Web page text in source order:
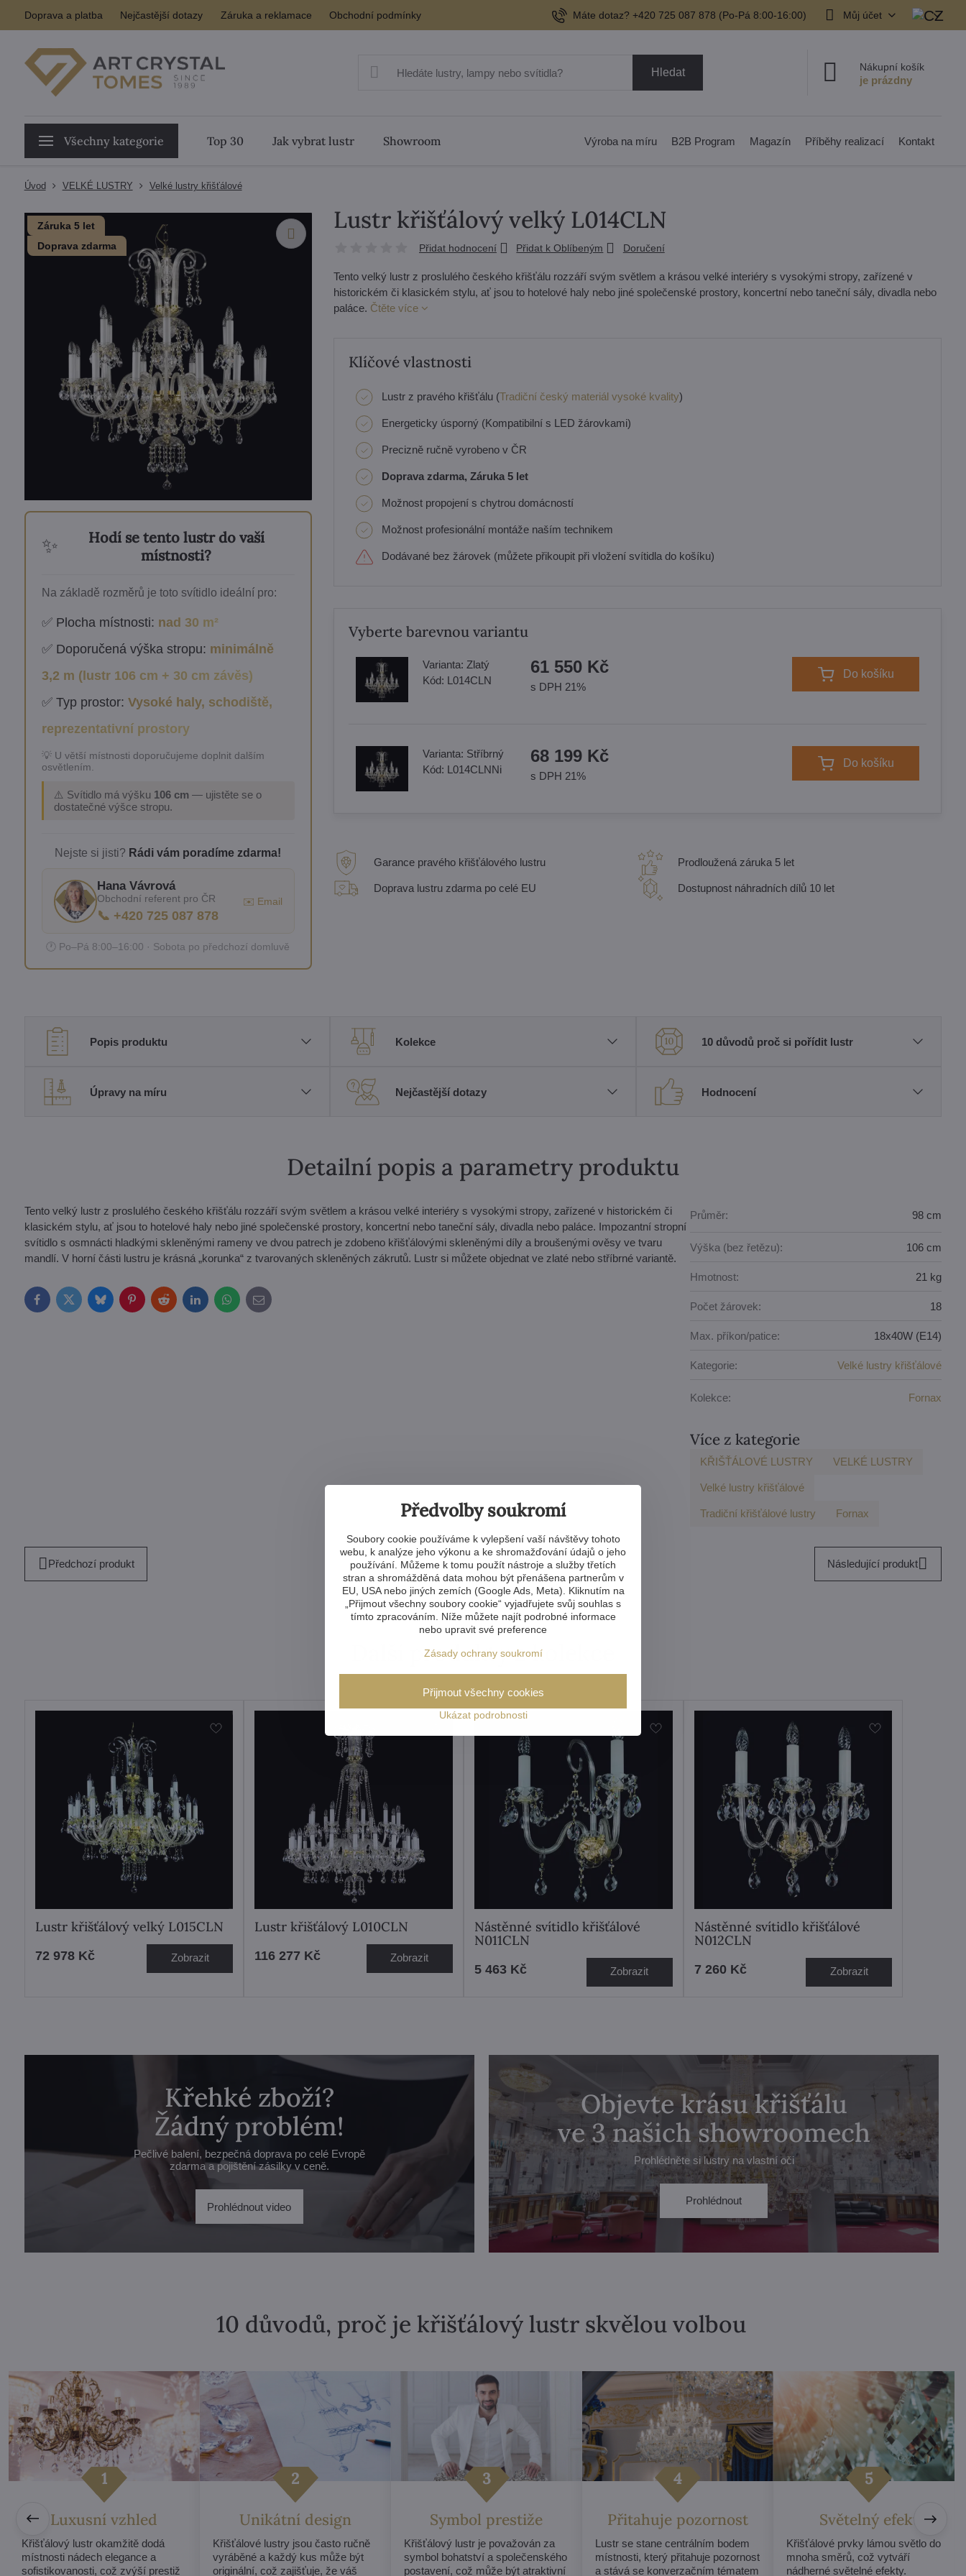
Doprava a platba Nejčastější dotazy Záruka a reklamace Obchodní podmínky Máte dotaz? +420 725 087 878​ (Po-Pá 8:00-16:00) Můj účet
Hledat Nákupní košík
Všechny kategorie Top 30 Jak vybrat lustr Showroom Výroba na míru B2B Program Magazín Příběhy realizací Kontakt
Úvod VELKÉ LUSTRY Velké lustry křišťálové
Záruka 5 let
Doprava zdarma
✨
Hodí se tento lustr do vaší
místnosti?
Na základě rozměrů je toto svítidlo ideální pro:
✅ Plocha místnosti: nad 30 m²
✅ Doporučená výška stropu: minimálně
3,2 m (lustr 106 cm + 30 cm závěs)
✅ Typ prostor: Vysoké haly, schodiště,
reprezentativní prostory
💡 U větší místnosti doporučujeme doplnit dalším
osvětlením.
⚠️ Svítidlo má výšku 106 cm— ujistěte se o
dostatečné výšce stropu.
Nejste si jisti? Rádi vám poradíme zdarma!
Hana Vávrová
Obchodní referent pro ČR
📞 +420 725 087 878
✉️ Email
🕐 Po–Pá 8:00–16:00 · Sobota po předchozí domluvě
Lustr křišťálový velký L014CLN
Přidat hodnocení Přidat k Oblíbeným Doručení
Tento velký lustr z proslulého českého křišťálu rozzáří svým světlem a krásou velké interiéry s vysokými stropy, zařízené v
historickém či klasickém stylu, ať jsou to hotelové haly nebo jiné společenské prostory, koncertní nebo taneční sály, divadla nebo
paláce. Čtěte více
Klíčové vlastnosti
Lustr z pravého křišťálu (Tradiční český materiál vysoké kvality)
Energeticky úsporný (Kompatibilní s LED žárovkami)
Precizně ručně vyrobeno v ČR
Doprava zdarma, Záruka 5 let
Možnost propojení s chytrou domácností
Možnost profesionální montáže naším technikem
Dodávané bez žárovek (můžete přikoupit při vložení svítidla do košíku)
Vyberte barevnou variantu
Varianta: Zlatý
Kód: L014CLN
61 550 Kč
s DPH 21%
Do košíku
Varianta: Stříbrný
Kód: L014CLNNi
68 199 Kč
s DPH 21%
Do košíku
Garance pravého křišťálového lustru
Doprava lustru zdarma po celé EU
Prodloužená záruka 5 let
Dostupnost náhradních dílů 10 let
Popis produktu Kolekce 10 důvodů proč si pořídit lustr
Úpravy na míru Nejčastější dotazy Hodnocení
Detailní popis a parametry produktu
Tento velký lustr z proslulého českého křišťálu rozzáří svým světlem a krásou velké interiéry s vysokými stropy, zařízené v historickém či
klasickém stylu, ať jsou to hotelové haly nebo jiné společenské prostory, koncertní nebo taneční sály, divadla nebo paláce. Impozantní stropní
svítidlo s osmnácti hladkými skleněnými rameny ve dvou patrech je zdobeno křišťálovými skleněnými díly a broušenými ověsy ve tvaru
mandlí. V horní části lustru je krásná „korunka“ z tvarovaných skleněných zákrutů. Lustr si můžete objednat ve zlaté nebo stříbrné variantě.
FacebookTwitterBlueskyPinterestRedditLinkedInWhatsApp
E-
mail
Průměr: 98 cm
Výška (bez řetězu): 106 cm
Hmotnost: 21 kg
Počet žárovek: 18
Max. příkon/patice: 18x40W (E14)
Kategorie: Velké lustry křišťálové
Kolekce: Fornax
Více z kategorie
KŘIŠŤÁLOVÉ LUSTRY VELKÉ LUSTRY
Velké lustry křišťálové
Tradiční křišťálové lustry Fornax
Předchozí produkt Následující produkt
Další produkty z kolekce
Lustr křišťálový velký L015CLN
72 978 Kč Zobrazit
Lustr křišťálový L010CLN
116 277 Kč Zobrazit
Nástěnné svítidlo křišťálové
N011CLN
5 463 Kč Zobrazit
Nástěnné svítidlo křišťálové
N012CLN
7 260 Kč Zobrazit
Křehké zboží?
Žádný problém!
Pečlivé balení, bezpečná doprava po celé Evropě
zdarma a pojištění zásilky v ceně.
Prohlédnout video
Objevte krásu křišťálu
ve 3 našich showroomech
Prohlédněte si lustry na vlastní oči
Prohlédnout
10 důvodů, proč je křišťálový lustr skvělou volbou
Luxusní vzhled
Křišťálový lustr okamžitě dodá
místnosti nádech elegance a
sofistikovanosti, což zvýší prestiž
Unikátní design
Křišťálové lustry jsou často ručně
vyráběné a každý kus může být
originální, což zajišťuje, že váš
Symbol prestiže
Křišťálový lustr je považován za
symbol bohatství a společenského
postavení, což může být atraktivní
Přitahuje pozornost
Lustr se stane centrálním bodem
místnosti, který přitahuje pozornost
a stává se konverzačním tématem
Světelný efekt
Křišťálové prvky lámou světlo do
mnoha směrů, což vytváří
nádherné světelné efekty.
Předvolby soukromí
Soubory cookie používáme k vylepšení vaší návštěvy tohoto
webu, k analýze jeho výkonu a ke shromažďování údajů o jeho
používání. Můžeme k tomu použít nástroje a služby třetích
stran a shromážděná data mohou být přenášena partnerům v
EU, USA nebo jiných zemích (Google Ads, Meta). Kliknutím na
„Přijmout všechny soubory cookie“ vyjadřujete svůj souhlas s
tímto zpracováním. Níže můžete najít podrobné informace
nebo upravit své preference
Zásady ochrany soukromí
Ukázat podrobnosti
Přijmout všechny cookies